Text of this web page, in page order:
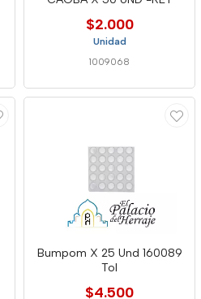
$2.000
Unidad
1009068
Bumpom X 25 Und 160089
Tol
$4.500